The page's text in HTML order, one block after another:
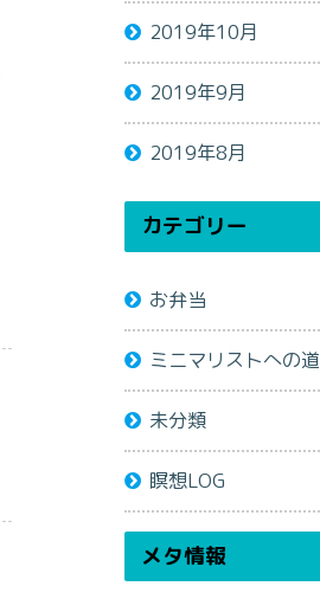
2019年10月
2019年9月
2019年8月
カテゴリー
お弁当
ミニマリストへの道
未分類
瞑想LOG
メタ情報